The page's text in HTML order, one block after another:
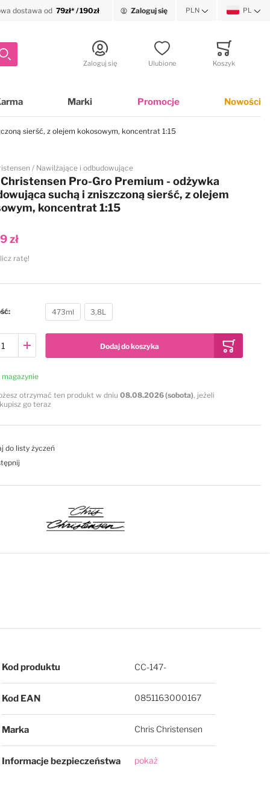
dostawa od 79zł* / 190zł Zaloguj sięWalutaPLN PL
Szukaj Zaloguj się Ulubione Koszyk
Marki Promocje Nowości
sierść, z olejem kokosowym, koncentrat 1:15
Nawilżające i odbudowujące
Pro-Gro Premium - odżywka
suchą i zniszczoną sierść, z olejem
koncentrat 1:15
zł
ratę!
473ml 3,8L
Dodaj do koszyka
magazynie
otrzymać ten produkt w dniu 08.08.2026 (sobota), jeżeli
go teraz
do listy życzeń
Więcej informacji
Kod produktu CC-147-
Kod EAN 0851163000167
Marka Chris Christensen
Informacje bezpieczeństwa pokaż